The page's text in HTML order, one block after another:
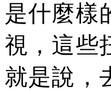
是什麼樣
視，這些
就是說，